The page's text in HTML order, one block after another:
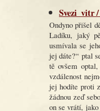
Svezi_vitr
Ondyno přišel
Ladíku, jaký
usmívala se
jej dáte?“ ptal
tě ovšem
vzdálenost
jej hodíte proti
žádnou zeď
on se vrátí,